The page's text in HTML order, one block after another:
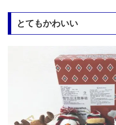
とてもかわいい